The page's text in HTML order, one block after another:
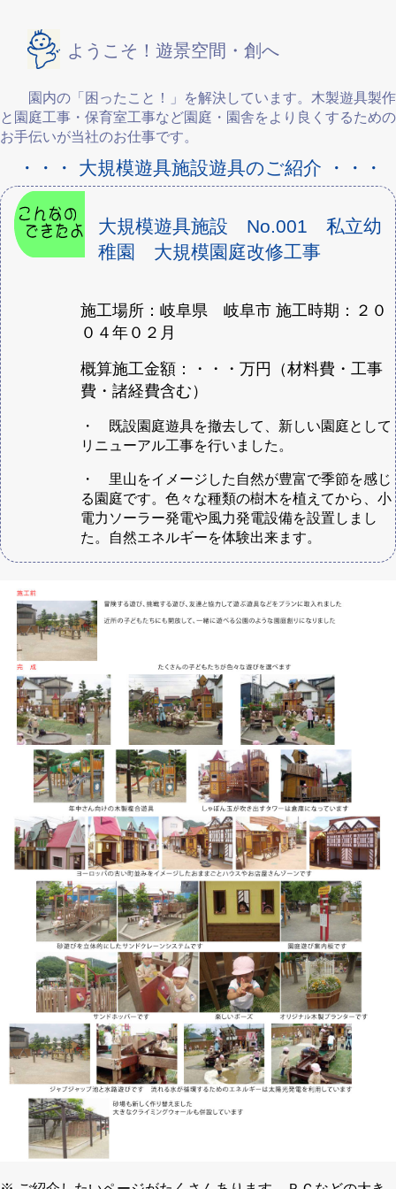
ようこそ！遊景空間・創へ
園内の「困ったこと！」を解決しています。木製遊具製作
と園庭工事・保育室工事など園庭・園舎をより良くするための
お手伝いが当社のお仕事です。
・・・ 大規模遊具施設遊具のご紹介 ・・・
大規模遊具施設 No.001 私立幼
稚園 大規模園庭改修工事
施工場所：岐阜県 岐阜市 施工時期：２０
０４年０２月
概算施工金額：・・・万円（材料費・工事
費・諸経費含む）
・ 既設園庭遊具を撤去して、新しい園庭として
リニューアル工事を行いました。
・ 里山をイメージした自然が豊富で季節を感じ
る園庭です。色々な種類の樹木を植えてから、小
電力ソーラー発電や風力発電設備を設置しまし
た。自然エネルギーを体験出来ます。